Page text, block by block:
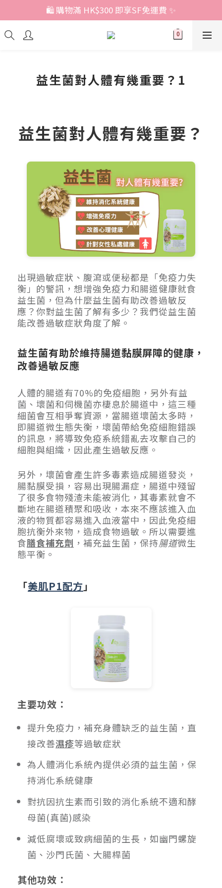
🛍️ 購物滿 HK$300 即享SF免運費 ✨
益生菌對人體有幾重要？1
益生菌對人體有幾重要？
出現過敏症狀、腹瀉或便秘都是「免疫力失
衡」的警訊，想增強免疫力和腸道健康就食
益生菌，但為什麼益生菌有助改善過敏反
應？你對益生菌了解有多少？我們從益生菌
能改善過敏症狀角度了解。
益生菌有助於維持腸道黏膜屏障的健康，
改善過敏反應
人體的腸道有70%的免疫細胞，另外有益
菌、壞菌和伺機菌亦棲息於腸道中，這三種
細菌會互相爭奪資源，當腸道壞菌太多時，
即腸道微生態失衡，壞菌帶給免疫細胞錯誤
的訊息，將導致免疫系統錯亂去攻擊自己的
細胞與組織，因此產生過敏反應。
另外，壞菌會產生許多毒素造成腸道發炎，
腸黏膜受損，容易出現腸漏症，腸道中殘留
了很多食物殘渣未能被消化，其毒素就會不
斷地在腸道積聚和吸收，本來不應該進入血
液的物質都容易進入血液當中，因此免疫細
胞抗衡外來物，造成食物過敏。所以需要進
食膳食補充劑 ，補充益生菌，保持腸道微生
態平衡。
「美肌P1配方 」
主要功效：
提升免疫力，補充身體缺乏的益生菌，直
接改善濕疹等過敏症狀
為人體消化系統內提供必須的益生菌，保
持消化系統健康
對抗因抗生素而引致的消化系統不適和酵
母菌(真菌)感染
減低腐壞或致病細菌的生長，如幽門螺旋
菌、沙門氏菌、大腸桿菌
其他功效：